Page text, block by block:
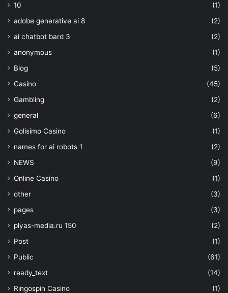
10
(1)
adobe generative ai 8
(2)
ai chatbot bard 3
(2)
anonymous
(1)
Blog
(5)
Casino
(45)
Gambling
(2)
general
(6)
Golisimo Casino
(1)
names for ai robots 1
(2)
NEWS
(9)
Online Casino
(1)
other
(3)
pages
(3)
plyas-media.ru 150
(2)
Post
(1)
Public
(61)
ready_text
(14)
Ringospin Casino
(1)